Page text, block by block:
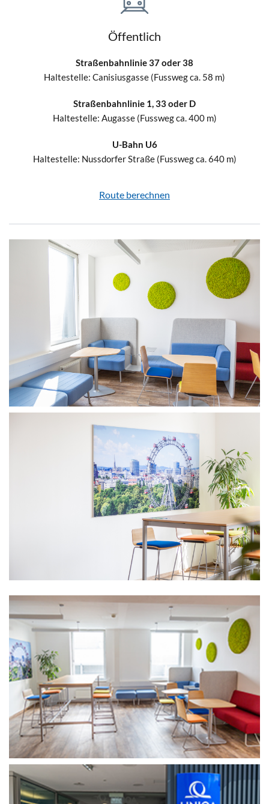
Öffentlich
Straßenbahnlinie 37 oder 38
Haltestelle: Canisiusgasse (Fussweg ca. 58 m)
Straßenbahnlinie 1, 33 oder D
Haltestelle: Augasse (Fussweg ca. 400 m)
U-Bahn U6
Haltestelle: Nussdorfer Straße (Fussweg ca. 640 m)
Route berechnen